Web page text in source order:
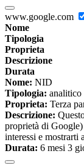
www.google.com
Nome
Tipologia
Proprieta
Descrizione
Durata
Nome: NID
Tipologia: analitico
Proprieta: Terza
Descrizione:
proprietà di
interessi e mostrarti
Durata: 6 mesi 3